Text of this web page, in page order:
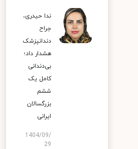
ندا حیدری،
جراح
دندانپزشک
هشدار داد؛
بی‌دندانی
کامل یک
ششم
بزرگسالان
ایرانی
1404/09/
29